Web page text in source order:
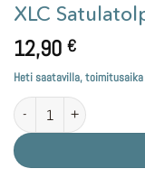
XLC
12,90 €
Heti saatavilla,
XLC Satulatolpankiristin